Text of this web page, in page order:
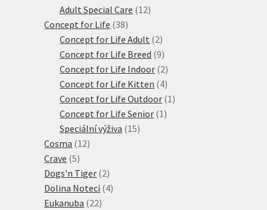
produktů
Adult Special Care 1212
Concept for Life 3838
produktů
Concept for Life Adult 22
produkty
Concept for Life Breed 99
produktů
Concept for Life Indoor 22
produkty
Concept for Life Kitten 44
produkty
Concept for Life Outdoor 1 1
Concept for Life Senior 1 1
Speciální výživa 1515
Cosma 1212
Crave 55
produktů
Dogs'n Tiger 22
produkty
Dolina Noteci 44
Eukanuba 2222